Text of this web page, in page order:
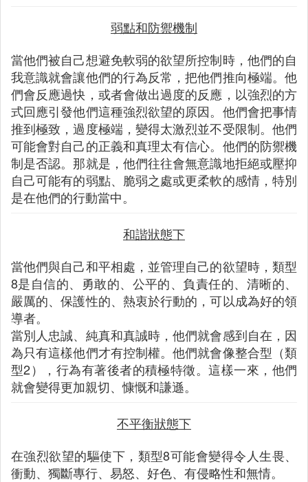
弱點和防禦機制
當他們被自己想避免軟弱的欲望所控制時，他們的自
我意識就會讓他們的行為反常，把他們推向極端。他
們會反應過快，或者會做出過度的反應，以強烈的方
式回應引發他們這種強烈欲望的原因。他們會把事情
推到極致，過度極端，變得太激烈並不受限制。他們
可能會對自己的正義和真理太有信心。他們的防禦機
制是否認。那就是，他們往往會無意識地拒絕或壓抑
自己可能有的弱點、脆弱之處或更柔軟的感情，特別
是在他們的行動當中。
和諧狀態下
當他們與自己和平相處，並管理自己的欲望時，類型
8是自信的、勇敢的、公平的、負責任的、清晰的、
嚴厲的、保護性的、熱衷於行動的，可以成為好的領
導者。
當別人忠誠、純真和真誠時，他們就會感到自在，因
為只有這樣他們才有控制權。他們就會像整合型（類
型2），行為有著後者的積極特徵。這樣一來，他們
就會變得更加親切、慷慨和謙遜。
不平衡狀態下
在強烈欲望的驅使下，類型8可能會變得令人生畏、
衝動、獨斷專行、易怒、好色、有侵略性和無情。